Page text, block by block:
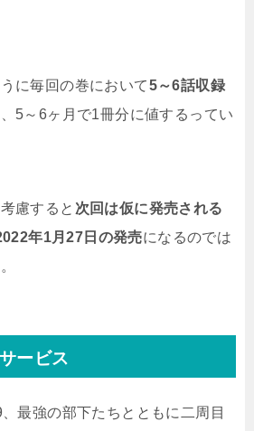
に毎回の巻において5～6話収録
5～6ヶ月で1冊分に値するってい
慮すると 次回は仮に発売される
年1月27日の発売になるのでは
ービス
最強の部下たちとともに二周目